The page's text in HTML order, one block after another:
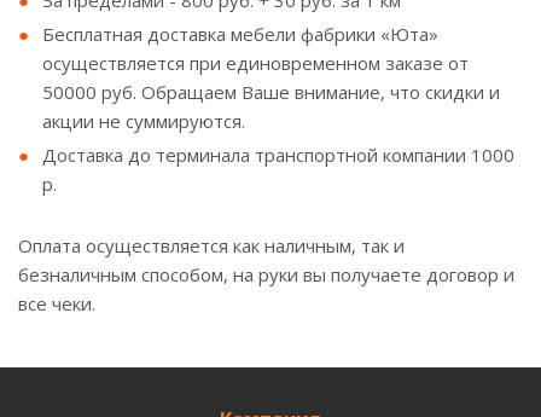
Бесплатная доставка мебели фабрики «Юта»
осуществляется при единовременном заказе от
50000 руб. Обращаем Ваше внимание, что скидки и
акции не суммируются.
Доставка до терминала транспортной компании 1000
р.
Оплата осуществляется как наличным, так и
безналичным способом, на руки вы получаете договор и
все чеки.